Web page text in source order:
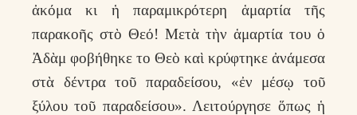
ἀκόμα κι ἡ παραμικρότερη ἁμαρτία τῆς
παρακοῆς στὸ Θεό! Μετὰ τὴν ἁμαρτία του ὁ
Ἀδὰμ φοβήθηκε το Θεὸ καὶ κρύφτηκε ἀνάμεσα
στὰ δέντρα τοῦ παραδείσου, «ἐν μέσῳ τοῦ
ξύλου τοῦ παραδείσου». Λειτούργησε ὅπως ἡ